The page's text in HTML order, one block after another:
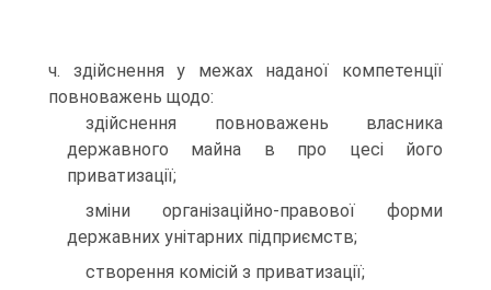
ч. здійснення у межах наданої компетенції
повноважень щодо:
здійснення повноважень власника
державного майна в про цесі його
приватизації;
зміни організаційно-правової форми
державних унітарних підприємств;
створення комісій з приватизації;